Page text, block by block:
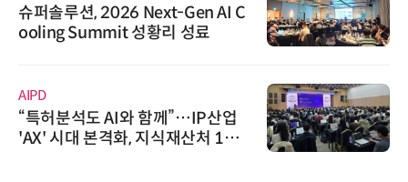
슈퍼솔루션, 2026 Next-Gen AI C
ooling Summit 성황리 성료
AIPD
“특허분석도 AI와 함께”…IP산업
'AX' 시대 본격화, 지식재산처 1호